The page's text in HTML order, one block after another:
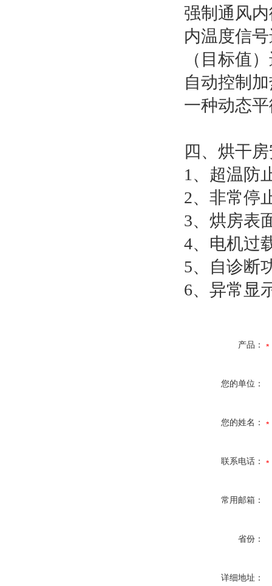
强制通风
内温度信
（目标值
自动控制
一种动态
四、烘干
1、超温防
2、非常停
3、烘房表
4、电机过
5、自诊断
6、异常显
产品：
您的单位：
您的姓名：
联系电话：
常用邮箱：
省份：
详细地址：